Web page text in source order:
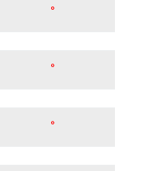
۰
۰
۰